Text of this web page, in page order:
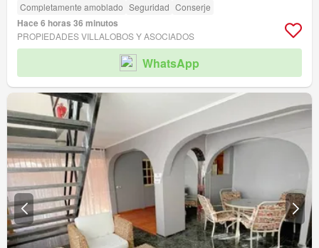
Completamente amoblado Seguridad Conserje
Hace 6 horas 36 minutos
PROPIEDADES VILLALOBOS Y ASOCIADOS
WhatsApp